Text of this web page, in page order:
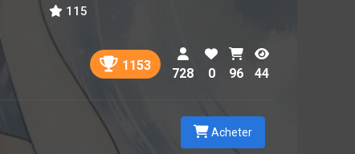
115
1153
728 0 96 44
Acheter